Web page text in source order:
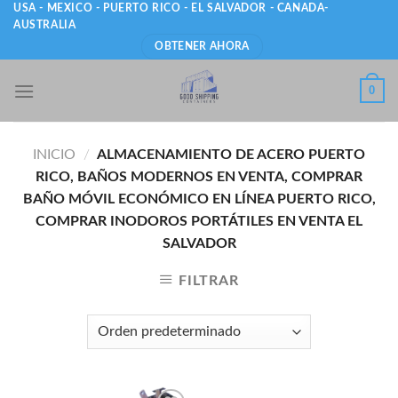
SkipUSA - MEXICO - PUERTO RICO - EL SALVADOR - CANADA-
AUSTRALIA
OBTENER AHORA
0
INICIO / ALMACENAMIENTO DE ACERO PUERTO
RICO, BAÑOS MODERNOS EN VENTA, COMPRAR
BAÑO MÓVIL ECONÓMICO EN LÍNEA PUERTO RICO,
COMPRAR INODOROS PORTÁTILES EN VENTA EL
SALVADOR
FILTRAR